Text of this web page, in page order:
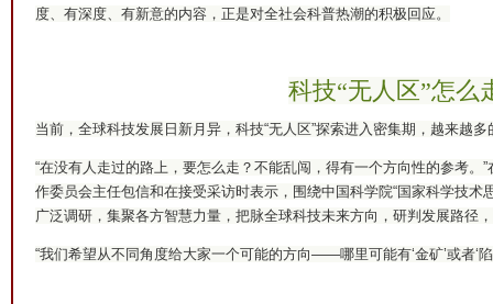
度、有深度、有新意的内容，正是对全社会科普热潮的积极回应。
科技“无人区”怎么
当前，全球科技发展日新月异，科技“无人区”探索进入密集期，越来越
“在没有人走过的路上，要怎么走？不能乱闯，得有一个方向性的参考
作委员会主任包信和在接受采访时表示，围绕中国科学院“国家科学技
广泛调研，集聚各方智慧力量，把脉全球科技未来方向，研判发展路径
“我们希望从不同角度给大家一个可能的方向——哪里可能有‘金矿’或者‘陷